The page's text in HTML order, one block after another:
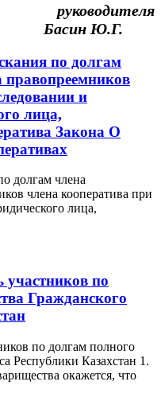
Ю.Г.
по долгам
правопреемников
и
лица,
Закона О
долгам члена
члена кооператива при
лица,
участников по
Гражданского
по долгам полного
Республики Казахстан 1.
окажется, что